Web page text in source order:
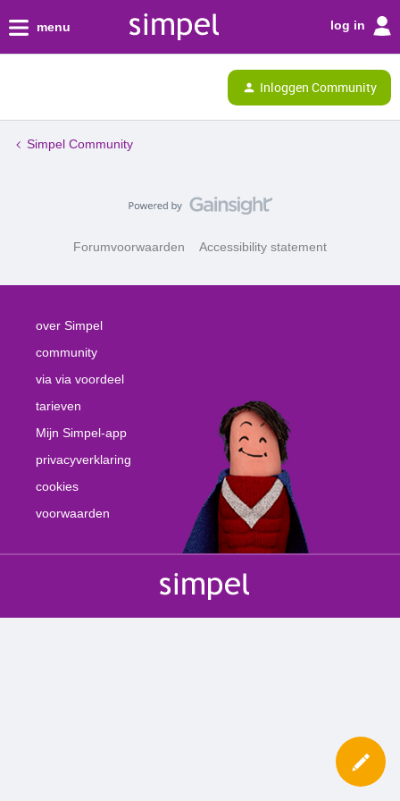
menu log in
Inloggen Community
Simpel Community
Forumvoorwaarden Accessibility statement
over Simpel
community
via via voordeel
tarieven
Mijn Simpel-app
privacyverklaring
cookies
voorwaarden